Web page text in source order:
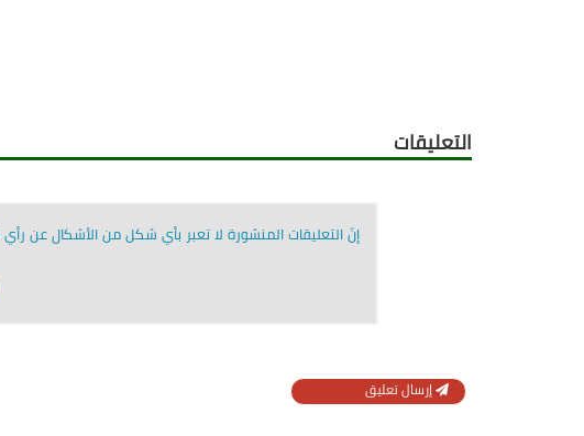
التعليقات
إنّ التعليقات المنشورة لا تعبر بأي شكل من الأشكال عن
إرسال تعليق